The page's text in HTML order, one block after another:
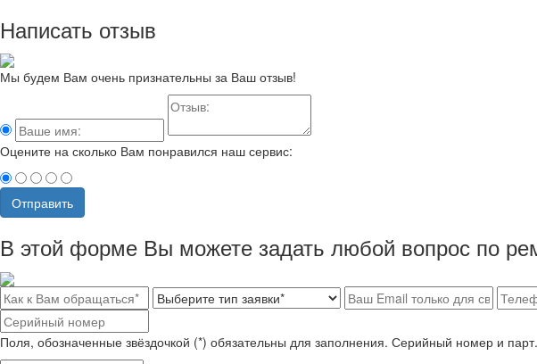
Написать отзыв
Мы будем Вам очень признательны за Ваш отзыв!
Оцените на сколько Вам понравился наш сервис:
Отправить
В этой форме Вы можете задать любой вопрос по
Поля, обозначенные звёздочкой (*) обязательны для заполнения. Серийный номер и